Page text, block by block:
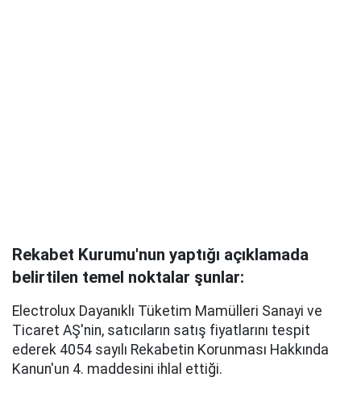
Rekabet Kurumu'nun yaptığı açıklamada
belirtilen temel noktalar şunlar:
Electrolux Dayanıklı Tüketim Mamülleri Sanayi ve
Ticaret AŞ'nin, satıcıların satış fiyatlarını tespit
ederek 4054 sayılı Rekabetin Korunması Hakkında
Kanun'un 4. maddesini ihlal ettiği.